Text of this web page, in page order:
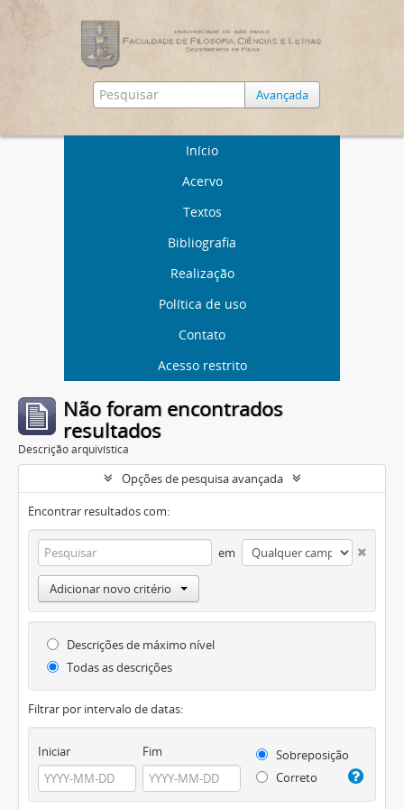
Avançada
Início
Acervo
Textos
Bibliografia
Realização
Política de uso
Contato
Acesso restrito
Não foram encontrados
resultados
Descrição arquivística
Opções de pesquisa avançada
Encontrar resultados com:
em
Adicionar novo critério
Descrições de máximo nível
Todas as descrições
Filtrar por intervalo de datas:
Iniciar Fim
Sobreposição
Correto